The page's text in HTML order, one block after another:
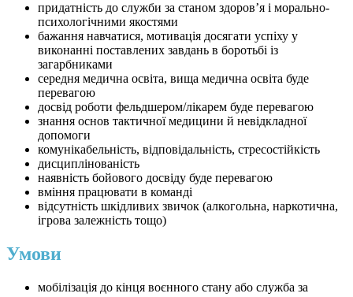
придатність до служби за станом здоров’я і морально-
психологічними якостями
бажання навчатися, мотивація досягати успіху у
виконанні поставлених завдань в боротьбі із
загарбниками
середня медична освіта, вища медична освіта буде
перевагою
досвід роботи фельдшером/лікарем буде перевагою
знання основ тактичної медицини й невідкладної
допомоги
комунікабельність, відповідальність, стресостійкість
дисциплінованість
наявність бойового досвіду буде перевагою
вміння працювати в команді
відсутність шкідливих звичок (алкогольна, наркотична,
ігрова залежність тощо)
Умови
мобілізація до кінця воєнного стану або служба за